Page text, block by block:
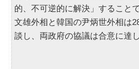
的、不可逆的に解決」すること
文雄外相と韓国の尹炳世外相は
談し、両政府の協議は合意に達